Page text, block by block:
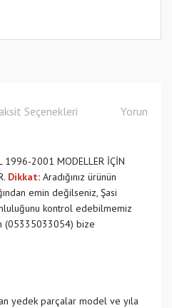
Seçenekleri Yorumlar
1996-2001 MODELLER İÇİN
Dikkat: Aradığınız ürünün
emin değilseniz, Şasi
kontrol edebilmemiz
(05335033054) bize
yedek parçalar model ve yıla